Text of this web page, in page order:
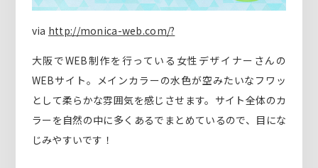
via http://monica-web.com/?
大阪でWEB制作を行っている女性デザイナーさんの
WEBサイト。メインカラーの水色が空みたいなフワッ
として柔らかな雰囲気を感じさせます。サイト全体のカ
ラーを自然の中に多くあるでまとめているので、目にな
じみやすいです！